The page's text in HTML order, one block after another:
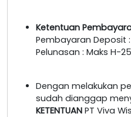
Ketentuan
Pembayaran Deposit
Pelunasan : Maks H-25
Dengan melakukan
sudah dianggap
KETENTUAN PT Viva